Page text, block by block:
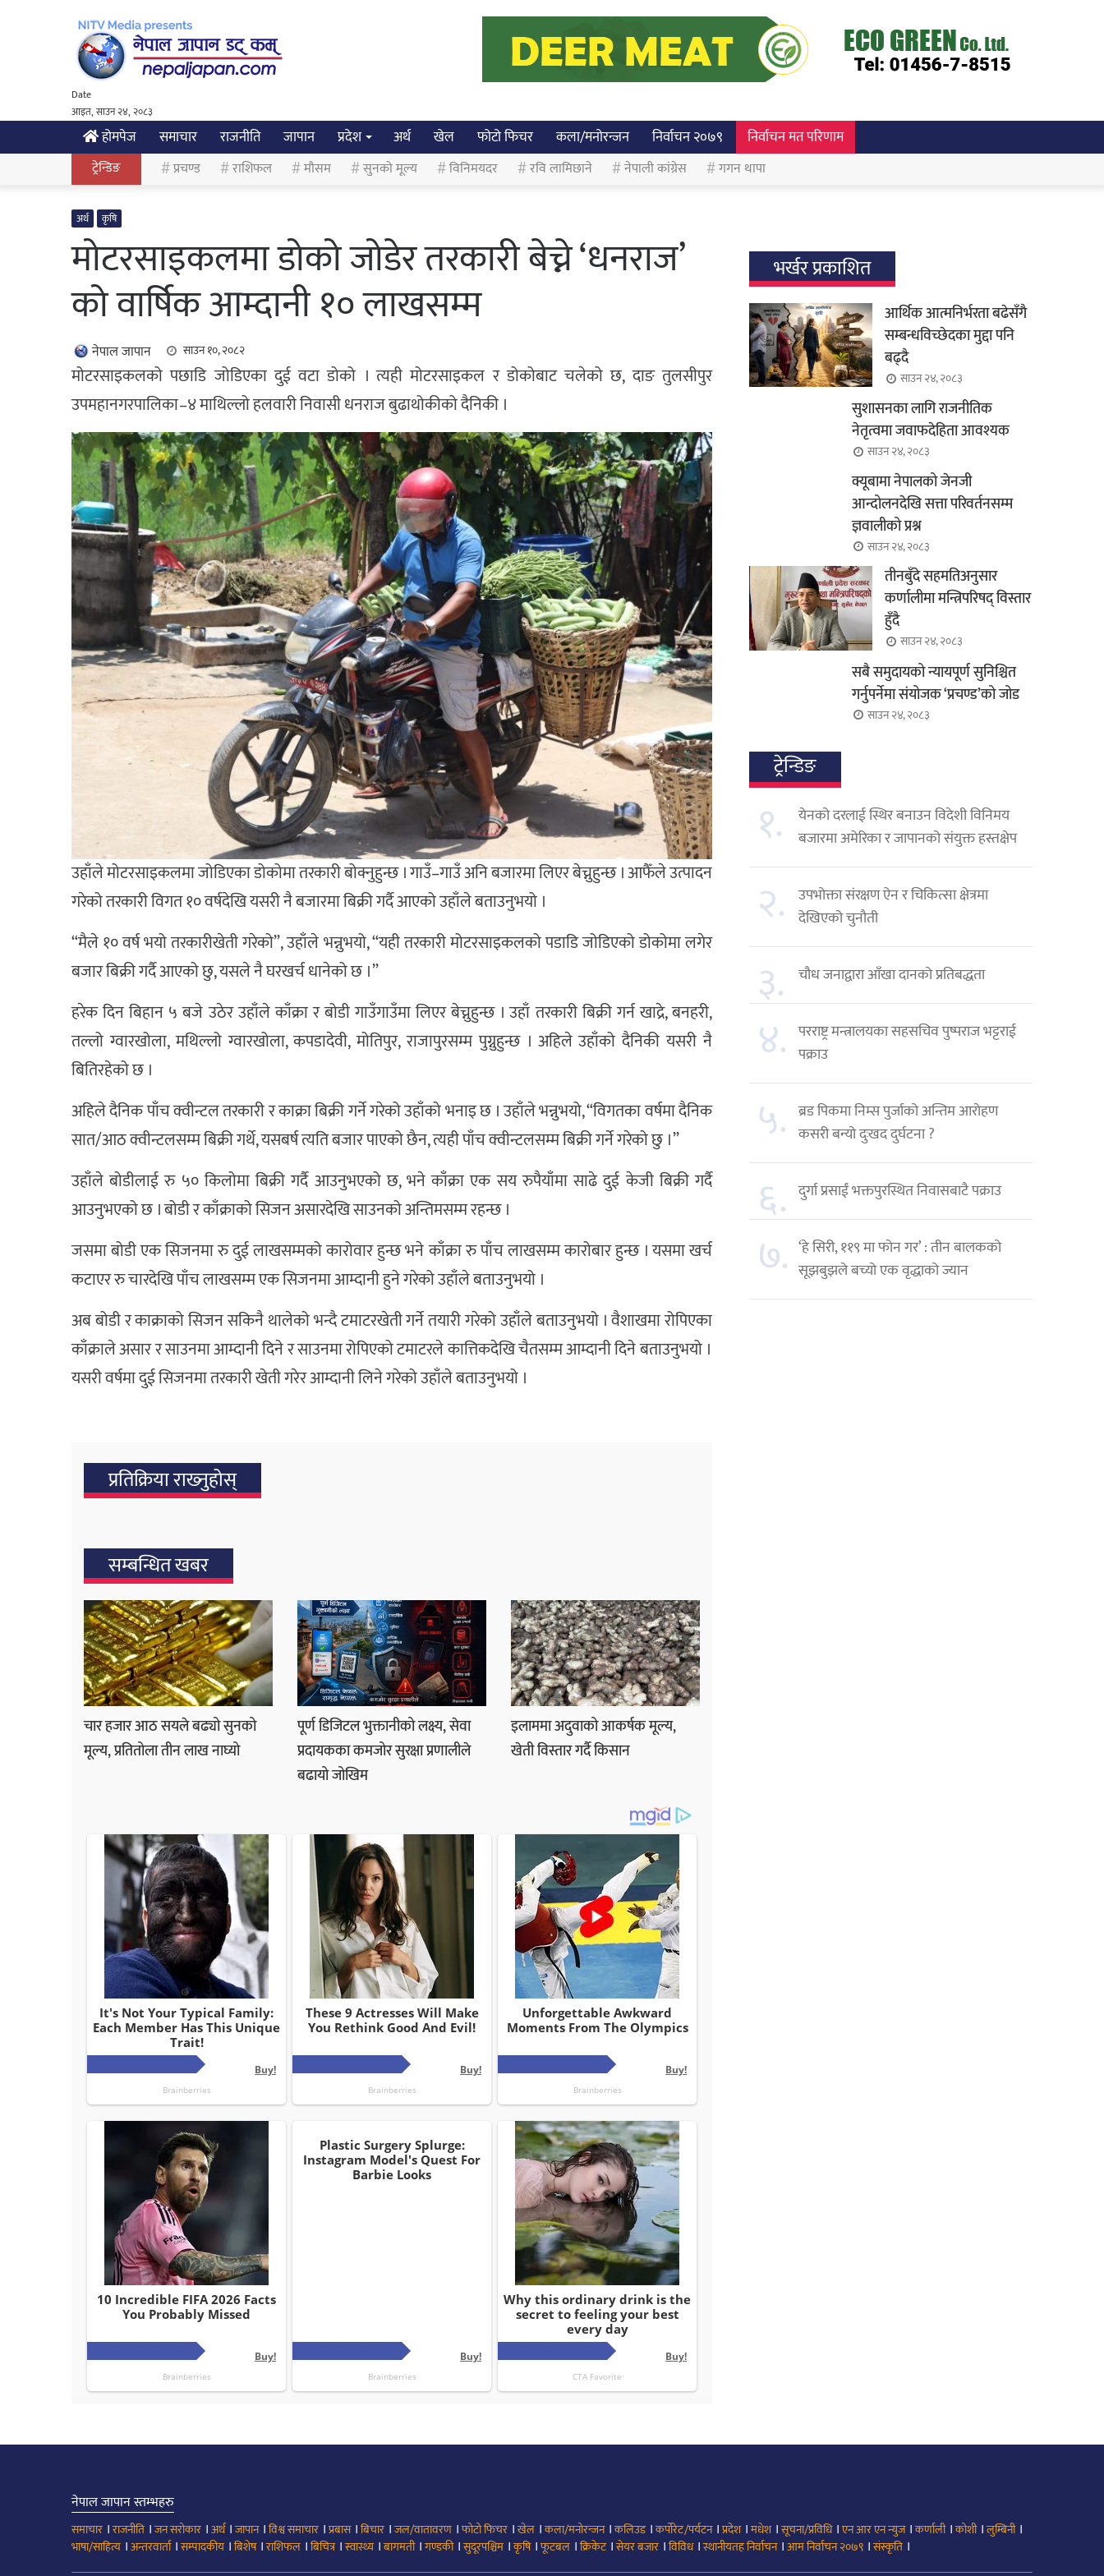
Date
आइत, साउन २४, २०८३
होमपेज समाचार राजनीति जापान प्रदेश अर्थ खेल फोटो फिचर कला/मनोरन्जन निर्वाचन २०७९ निर्वाचन मत परिणाम
ट्रेन्डिङ प्रचण्ड राशिफल मौसम सुनको मूल्य विनिमयदर रवि लामिछाने नेपाली कांग्रेस गगन थापा
अर्थ कृषि
मोटरसाइकलमा डोको जोडेर तरकारी बेच्ने ‘धनराज’
को वार्षिक आम्दानी १० लाखसम्म
नेपाल जापान साउन १०, २०८२
मोटरसाइकलको पछाडि जोडिएका दुई वटा डोको । त्यही मोटरसाइकल र डोकोबाट चलेको छ, दाङ तुलसीपुर
उपमहानगरपालिका–४ माथिल्लो हलवारी निवासी धनराज बुढाथोकीको दैनिकी ।
उहाँले मोटरसाइकलमा जोडिएका डोकोमा तरकारी बोक्नुहुन्छ । गाउँ–गाउँ अनि बजारमा लिएर बेच्नुहुन्छ । आफैँले उत्पादन
गरेको तरकारी विगत १० वर्षदेखि यसरी नै बजारमा बिक्री गर्दै आएको उहाँले बताउनुभयो ।
“मैले १० वर्ष भयो तरकारीखेती गरेको”, उहाँले भन्नुभयो, “यही तरकारी मोटरसाइकलको पडाडि जोडिएको डोकोमा लगेर
बजार बिक्री गर्दै आएको छु, यसले नै घरखर्च धानेको छ ।”
हरेक दिन बिहान ५ बजे उठेर उहाँले काँक्रा र बोडी गाउँगाउँमा लिएर बेच्नुहुन्छ । उहाँ तरकारी बिक्री गर्न खाद्रे, बनहरी,
तल्लो ग्वारखोला, मथिल्लो ग्वारखोला, कपडादेवी, मोतिपुर, राजापुरसम्म पुग्नुहुन्छ । अहिले उहाँको दैनिकी यसरी नै
बितिरहेको छ ।
अहिले दैनिक पाँच क्वीन्टल तरकारी र काक्रा बिक्री गर्ने गरेको उहाँको भनाइ छ । उहाँले भन्नुभयो, “विगतका वर्षमा दैनिक
सात/आठ क्वीन्टलसम्म बिक्री गर्थे, यसबर्ष त्यति बजार पाएको छैन, त्यही पाँच क्वीन्टलसम्म बिक्री गर्ने गरेको छु ।”
उहाँले बोडीलाई रु ५० किलोमा बिक्री गर्दै आउनुभएको छ, भने काँक्रा एक सय रुपैयाँमा साढे दुई केजी बिक्री गर्दै
आउनुभएको छ । बोडी र काँक्राको सिजन असारदेखि साउनको अन्तिमसम्म रहन्छ ।
जसमा बोडी एक सिजनमा रु दुई लाखसम्मको कारोवार हुन्छ भने काँक्रा रु पाँच लाखसम्म कारोबार हुन्छ । यसमा खर्च
कटाएर रु चारदेखि पाँच लाखसम्म एक सिजनमा आम्दानी हुने गरेको उहाँले बताउनुभयो ।
अब बोडी र काक्राको सिजन सकिनै थालेको भन्दै टमाटरखेती गर्ने तयारी गरेको उहाँले बताउनुभयो । वैशाखमा रोपिएका
काँक्राले असार र साउनमा आम्दानी दिने र साउनमा रोपिएको टमाटरले कात्तिकदेखि चैतसम्म आम्दानी दिने बताउनुभयो ।
यसरी वर्षमा दुई सिजनमा तरकारी खेती गरेर आम्दानी लिने गरेको उहाँले बताउनुभयो ।
प्रतिक्रिया राख्‍नुहोस्
सम्बन्धित खबर
चार हजार आठ सयले बढ्यो सुनको
मूल्य, प्रतितोला तीन लाख नाघ्यो
पूर्ण डिजिटल भुक्तानीको लक्ष्य, सेवा
प्रदायकका कमजोर सुरक्षा प्रणालीले
बढायो जोखिम
इलाममा अदुवाको आकर्षक मूल्य,
खेती विस्तार गर्दै किसान
भर्खर प्रकाशित
आर्थिक आत्मनिर्भरता बढेसँगै
सम्बन्धविच्छेदका मुद्दा पनि
बढ्दै
साउन २४, २०८३
सुशासनका लागि राजनीतिक
नेतृत्वमा जवाफदेहिता आवश्यक
साउन २४, २०८३
क्यूबामा नेपालको जेनजी
आन्दोलनदेखि सत्ता परिवर्तनसम्म
ज्ञवालीको प्रश्न
साउन २४, २०८३
तीनबुँदे सहमतिअनुसार
कर्णालीमा मन्त्रिपरिषद् विस्तार
हुँदै
साउन २४, २०८३
सबै समुदायको न्यायपूर्ण सुनिश्चित
गर्नुपर्नेमा संयोजक ‘प्रचण्ड’को जोड
साउन २४, २०८३
ट्रेन्डिङ
१.
येनको दरलाई स्थिर बनाउन विदेशी विनिमय
बजारमा अमेरिका र जापानको संयुक्त हस्तक्षेप
२.
उपभोक्ता संरक्षण ऐन र चिकित्सा क्षेत्रमा
देखिएको चुनौती
३. चौध जनाद्वारा आँखा दानको प्रतिबद्धता
४. परराष्ट्र मन्त्रालयका सहसचिव पुष्पराज भट्टराई
पक्राउ
५. ब्रड पिकमा निम्स पुर्जाको अन्तिम आरोहण
कसरी बन्यो दुःखद दुर्घटना ?
६. दुर्गा प्रसाईं भक्तपुरस्थित निवासबाटै पक्राउ
७. ‘हे सिरी, ११९ मा फोन गर’ : तीन बालकको
सूझबुझले बच्यो एक वृद्धाको ज्यान
नेपाल जापान स्तम्भहरु
समाचार ।राजनीति ।जन सरोकार ।अर्थ।जापान।विश्व समाचार ।प्रबास।बिचार ।जल/वातावरण ।फोटो फिचर ।खेल ।कला/मनोरन्जन।कलिउड।कर्पोरेट/पर्यटन।प्रदेश।मधेश।सूचना/प्रविधि।एन आर एन न्युज।कर्णाली।कोशी।लुम्बिनी।
भाषा/साहित्य ।अन्तरवार्ता।सम्पादकीय ।बिशेष।राशिफल ।बिचित्र।स्वास्थ्य ।बागमती।गण्डकी।सुदूरपश्चिम ।कृषि।फूटबल ।क्रिकेट।सेयर बजार ।विविध।स्थानीयतह निर्वाचन।आम निर्वाचन २०७९ ।संस्कृति ।